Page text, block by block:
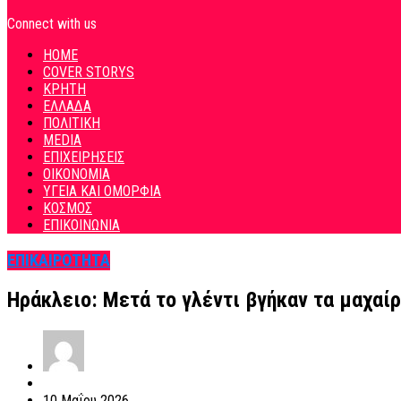
Connect with us
HOME
COVER STORYS
ΚΡΗΤΗ
ΕΛΛΑΔΑ
ΠΟΛΙΤΙΚΗ
MEDIA
ΕΠΙΧΕΙΡΗΣΕΙΣ
ΟΙΚΟΝΟΜΙΑ
ΥΓΕΙΑ ΚΑΙ ΟΜΟΡΦΙΑ
ΚΟΣΜΟΣ
ΕΠΙΚΟΙΝΩΝΙΑ
ΕΠΙΚΑΙΡΟΤΗΤΑ
Ηράκλειο: Μετά το γλέντι βγήκαν τα